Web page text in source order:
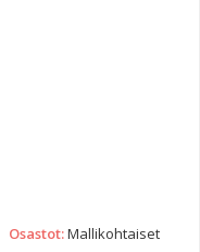
Osastot:Mallikohtaiset